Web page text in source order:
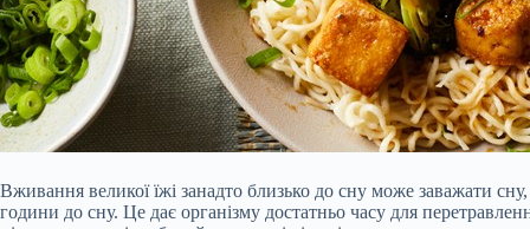
Вживання великої їжі занадто близько до сну може заважати
години до сну. Це дає організму достатньо часу для